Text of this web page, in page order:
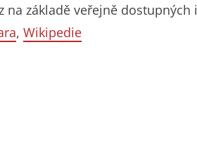
na základě veřejně
, Wikipedie